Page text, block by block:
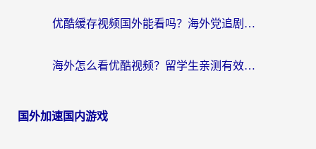
优酷缓存视频国外能看吗？海外党追剧看片的终极解决方案来了
海外怎么看优酷视频？留学生亲测有效的回国加速器选择指南
国外加速国内游戏